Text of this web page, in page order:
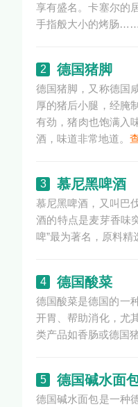
享有盛名。卡塞尔的
手指般大小的烤肠……
2 德国猪脚
德国猪脚，又称德国
厚的猪后小腿，经腌
有劲，猪肉也饱满入
酒，味道非常地道。
3 慕尼黑啤酒
慕尼黑啤酒，又叫巴
酒的特点是麦芽香味
啤”最为著名，原料
4 德国酸菜
德国酸菜是德国的一
开胃、帮助消化，尤
类产品如香肠或德国
5 德国碱水面
德国碱水面包是一种